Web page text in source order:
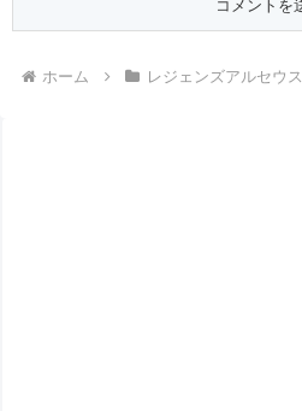
ホーム レジェンズアルセウス